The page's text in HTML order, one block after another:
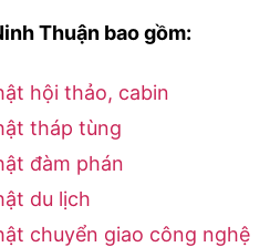
Thuận bao gồm:
hội thảo, cabin
tháp tùng
đàm phán
du lịch
chuyển giao công nghệ